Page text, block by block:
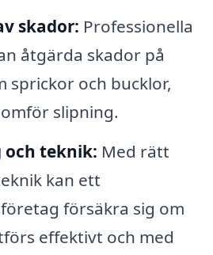
skador: Professionella
åtgärda skador på
sprickor och bucklor,
slipning.
och teknik: Med rätt
kan ett
försäkra sig om
effektivt och med